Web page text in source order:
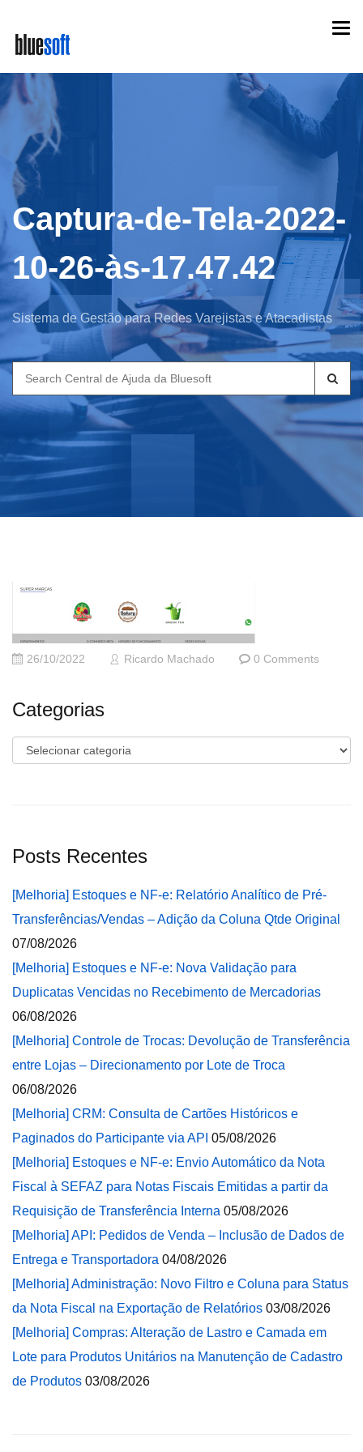
main
content
Captura-de-Tela-2022-
10-26-às-17.47.42
Sistema de Gestão para Redes Varejistas e Atacadistas
Search
for:
26/10/2022 Ricardo Machado 0 Comments
Categorias
Categorias
Posts Recentes
[Melhoria] Estoques e NF-e: Relatório Analítico de Pré-
Transferências/Vendas – Adição da Coluna Qtde Original
07/08/2026
[Melhoria] Estoques e NF-e: Nova Validação para
Duplicatas Vencidas no Recebimento de Mercadorias
06/08/2026
[Melhoria] Controle de Trocas: Devolução de Transferência
entre Lojas – Direcionamento por Lote de Troca
06/08/2026
[Melhoria] CRM: Consulta de Cartões Históricos e
Paginados do Participante via API 05/08/2026
[Melhoria] Estoques e NF-e: Envio Automático da Nota
Fiscal à SEFAZ para Notas Fiscais Emitidas a partir da
Requisição de Transferência Interna 05/08/2026
[Melhoria] API: Pedidos de Venda – Inclusão de Dados de
Entrega e Transportadora 04/08/2026
[Melhoria] Administração: Novo Filtro e Coluna para Status
da Nota Fiscal na Exportação de Relatórios 03/08/2026
[Melhoria] Compras: Alteração de Lastro e Camada em
Lote para Produtos Unitários na Manutenção de Cadastro
de Produtos 03/08/2026